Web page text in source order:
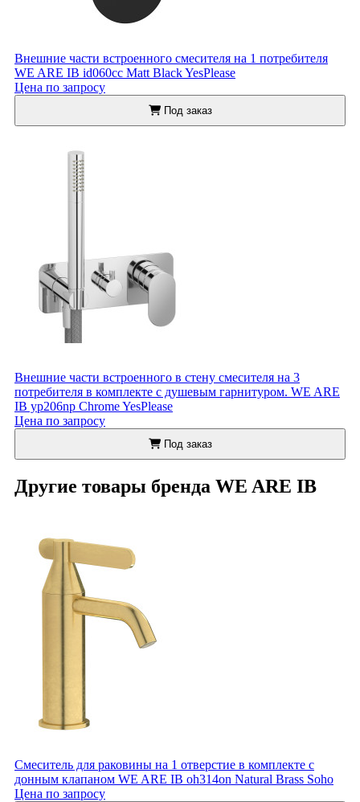
Внешние части встроенного смесителя на 1 потребителя
WE ARE IB id060cc Matt Black YesPlease
Цена по запросу
Под заказ
Внешние части встроенного в стену смесителя на 3
потребителя в комплекте с душевым гарнитуром. WE ARE
IB yp206np Chrome YesPlease
Цена по запросу
Под заказ
Другие товары бренда WE ARE IB
Смеситель для раковины на 1 отверстие в комплекте с
донным клапаном WE ARE IB oh314on Natural Brass Soho
Цена по запросу